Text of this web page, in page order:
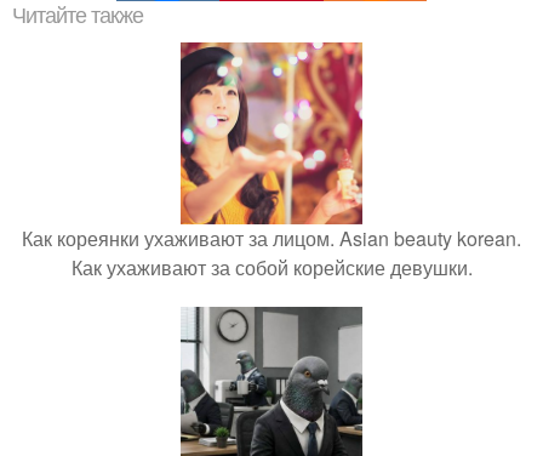
Читайте также
Как кореянки ухаживают за лицом. Asian beauty korean.
Как ухаживают за собой корейские девушки.